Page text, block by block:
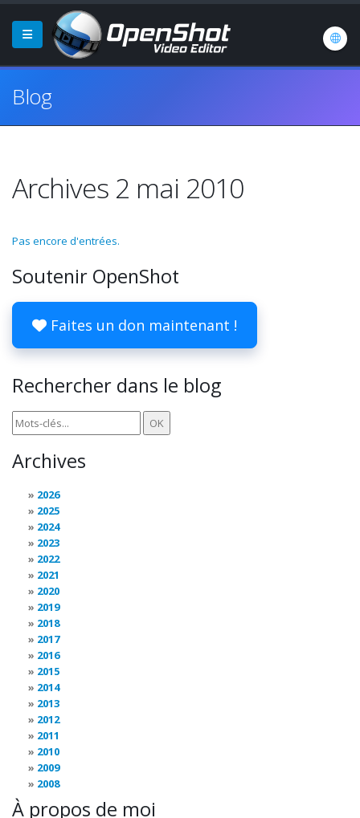
Blog
Archives 2 mai 2010
Pas encore d'entrées.
Soutenir OpenShot
Faites un don maintenant !
Rechercher dans le blog
Archives
2026
2025
2024
2023
2022
2021
2020
2019
2018
2017
2016
2015
2014
2013
2012
2011
2010
2009
2008
À propos de moi